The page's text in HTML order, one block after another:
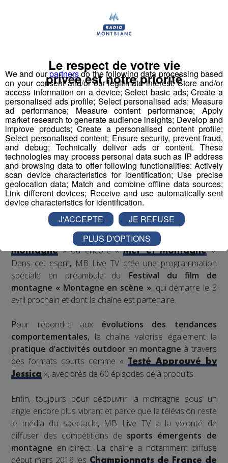
variété de programmes et de
, notamment auprès d’un public urbain, en
Dans ce positionnement, MB Live TV co-produit et
diffuse des documentaires pourcontempler la
montagneetévénementialiseces diffusions avec des
semaines thématiquescomme «
Montagne» ou encore «Mer et Montagne».
Dans cet esprit, MB Live TV crée une programmation
spéciale en préambule du Festival du film de
montagne « Montagne en scène », qui démarre le 3
avril prochain et dont la chaîne est partenaire.
Pour répondre aux évolutions des tendances
comportementales, la chaîne valorise également la
pratique d’activités outdoor en montagne à travers
des formats courts comme «
Testé Approuvé by
Jessica », avec près de 60 épisodes déjà produits.
Enfin, toujours pour découvrir la montagne sous un
angle encore plus vibrant et parce que la télévision reste
le média du spectacle, MB Live TV a la volonté de
diffuser des compétitions de sports émergents de
montagne en direct. La chaîne a notamment diffusé
début mars 2019 les Championnats de France de
We and ourpartnersdo the following data processing based
on your consent and/or our legitimate interest: Store and/or
access information on a device; Select basic ads; Create a
personalised ads profile; Select personalised ads; Measure
ad performance; Measure content performance; Apply
market research to generate audience insights; Develop and
improve products; Create a personalised content profile;
Select personalised content; Ensure security, prevent fraud,
and debug; Technically deliver ads or content. These
technologies may process personal data such as IP address
and browsing data to offer following functionalities: Actively
scan device characteristics for identification; Use precise
geolocation data; Match and combine offline data sources;
Link different devices; Receive and use automatically-sent
device characteristics for identification.
Le respect de votre vie
privée est notre priorité
J'ACCEPTE
JE REFUSE
PLUS D'OPTIONS